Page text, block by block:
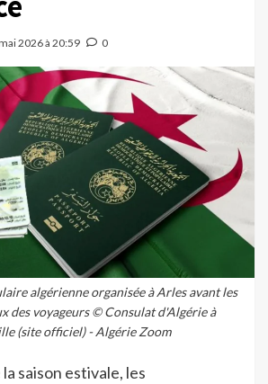
2026 à 20:59 0
algérienne organisée à Arles avant les
des voyageurs © Consulat d'Algérie à
(site officiel) - Algérie Zoom
saison estivale, les